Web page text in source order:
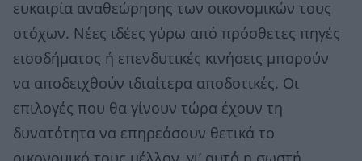
ευκαιρία αναθεώρησης των οικονομικών τους
στόχων. Νέες ιδέες γύρω από πρόσθετες πηγές
εισοδήματος ή επενδυτικές κινήσεις μπορούν
να αποδειχθούν ιδιαίτερα αποδοτικές. Οι
επιλογές που θα γίνουν τώρα έχουν τη
δυνατότητα να επηρεάσουν θετικά το